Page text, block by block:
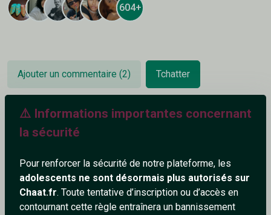
⚠️ Informations importantes concernant
la sécurité
Pour renforcer la sécurité de notre plateforme, les
adolescents ne sont désormais plus autorisés sur
Chaat.fr. Toute tentative d’inscription ou d’accès en
contournant cette règle entraînera un bannissement
604+
Ajouter un commentaire (2) Tchatter
Andraya
Elle va trop vite à vélo...
1